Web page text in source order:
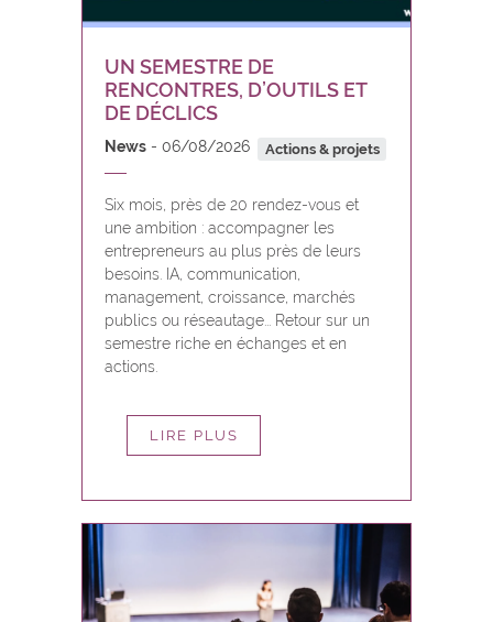
UN SEMESTRE DE
RENCONTRES, D’OUTILS ET
DE DÉCLICS
News 06/08/2026 Actions & projets
Six mois, près de 20 rendez-vous et
une ambition : accompagner les
entrepreneurs au plus près de leurs
besoins. IA, communication,
management, croissance, marchés
publics ou réseautage... Retour sur un
semestre riche en échanges et en
actions.
LIRE PLUS